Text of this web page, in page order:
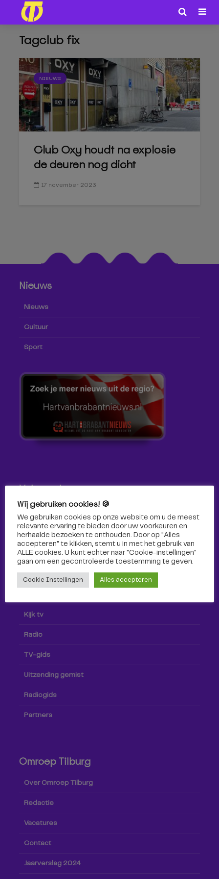
Tagclub fix
NIEUWS
Club Oxy houdt na explosie
de deuren nog dicht
17 november 2023
Nieuws
Nieuws
Cultuur
Sport
Volg ons!
Volg Omroep Tilburg niet alleen hier, maar ook via social
media!
Kijk tv
Radio
TV-gids
Uitzending gemist
Radiogids
Partners
Omroep Tilburg
Over Omroep Tilburg
Redactie
Vacatures
Contact
Jaarverslag 2024
Wij gebruiken cookies! 🍪
We gebruiken cookies op onze website om u de meest
relevante ervaring te bieden door uw voorkeuren en
herhaalde bezoeken te onthouden. Door op "Alles
accepteren" te klikken, stemt u in met het gebruik van
ALLE cookies. U kunt echter naar "Cookie-instellingen"
gaan om een ​​gecontroleerde toestemming te geven.
Cookie Instellingen Alles accepteren